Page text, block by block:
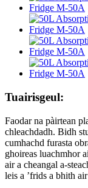
Tuairisgeul:
Faodar na pàirtean
chleachdadh. Bidh
cumhachd furasta
ghoireas luachmhor
air a cheangal a-
leis a ’frids a bhith